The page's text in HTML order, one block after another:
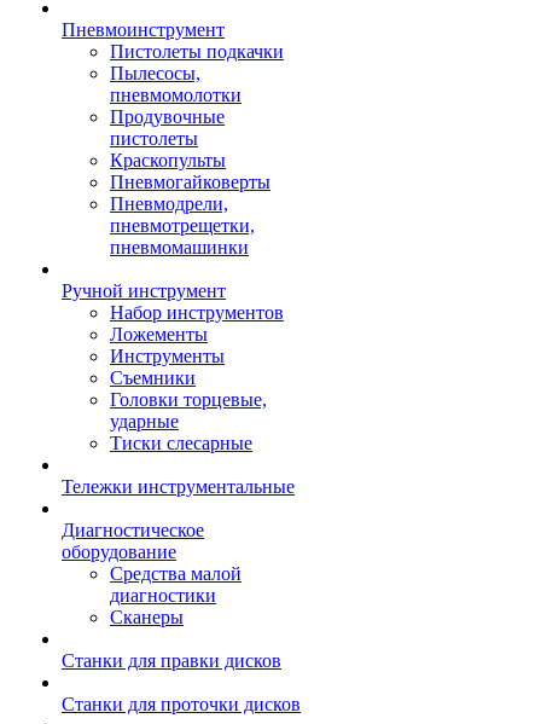
Пневмоинструмент
Пистолеты подкачки
Пылесосы,
пневмомолотки
Продувочные
пистолеты
Краскопульты
Пневмогайковерты
Пневмодрели,
пневмотрещетки,
пневмомашинки
Ручной инструмент
Набор инструментов
Ложементы
Инструменты
Съемники
Головки торцевые,
ударные
Тиски слесарные
Тележки инструментальные
Диагностическое
оборудование
Средства малой
диагностики
Сканеры
Станки для правки дисков
Станки для проточки дисков